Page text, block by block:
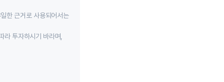
한 근거로 사용되어서는
투자하시기 바라며,